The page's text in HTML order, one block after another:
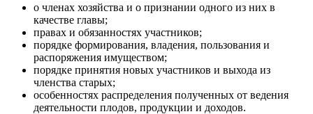
о членах хозяйства и о признании одного из них в
качестве главы;
правах и обязанностях участников;
порядке формирования, владения, пользования и
распоряжения имуществом;
порядке принятия новых участников и выхода из
членства старых;
особенностях распределения полученных от ведения
деятельности плодов, продукции и доходов.